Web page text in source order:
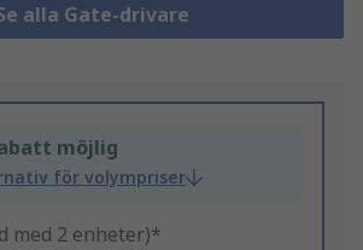
alla Gate-drivare
möjlig
för volympriser
med 2 enheter)*